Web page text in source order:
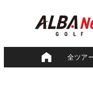
全ツア